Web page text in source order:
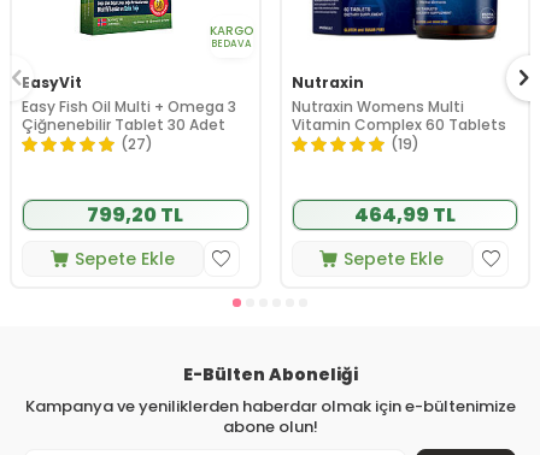
KARGO
BEDAVA
EasyVit
Easy Fish Oil Multi + Omega 3
Çiğnenebilir Tablet 30 Adet
(27)
799,20 TL
Sepete Ekle
Nutraxin
Nutraxin Womens Multi
Vitamin Complex 60 Tablets
(19)
464,99 TL
Sepete Ekle
E-Bülten Aboneliği
Kampanya ve yeniliklerden haberdar olmak için e-bültenimize
abone olun!